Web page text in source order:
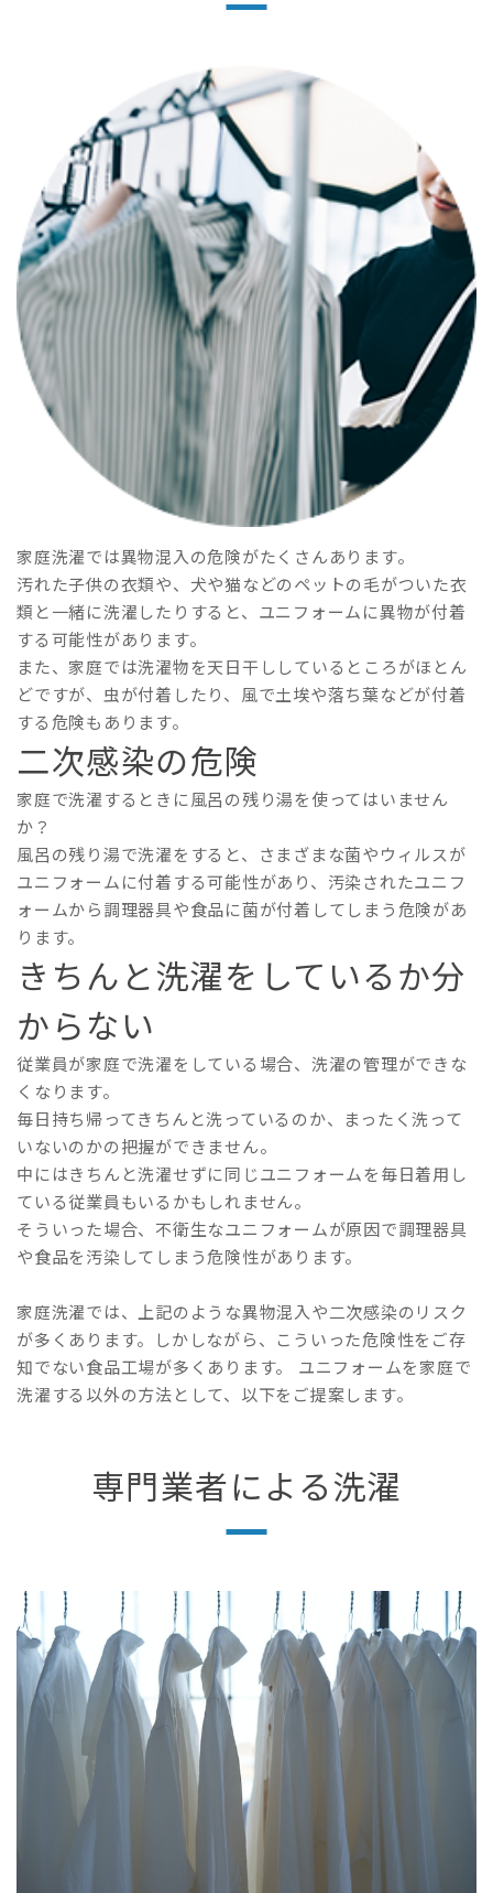
家庭洗濯では異物混入の危険がたくさんあります。
汚れた子供の衣類や、犬や猫などのペットの毛がついた衣
類と一緒に洗濯したりすると、ユニフォームに異物が付着
する可能性があります。
また、家庭では洗濯物を天日干ししているところがほとん
どですが、虫が付着したり、風で土埃や落ち葉などが付着
する危険もあります。
二次感染の危険
家庭で洗濯するときに風呂の残り湯を使ってはいません
か？
風呂の残り湯で洗濯をすると、さまざまな菌やウィルスが
ユニフォームに付着する可能性があり、汚染されたユニフ
ォームから調理器具や食品に菌が付着してしまう危険があ
ります。
きちんと洗濯をしているか分
からない
従業員が家庭で洗濯をしている場合、洗濯の管理ができな
くなります。
毎日持ち帰ってきちんと洗っているのか、まったく洗って
いないのかの把握ができません。
中にはきちんと洗濯せずに同じユニフォームを毎日着用し
ている従業員もいるかもしれません。
そういった場合、不衛生なユニフォームが原因で調理器具
や食品を汚染してしまう危険性があります。
家庭洗濯では、上記のような異物混入や二次感染のリスク
が多くあります。しかしながら、こういった危険性をご存
知でない食品工場が多くあります。 ユニフォームを家庭で
洗濯する以外の方法として、以下をご提案します。
専門業者による洗濯